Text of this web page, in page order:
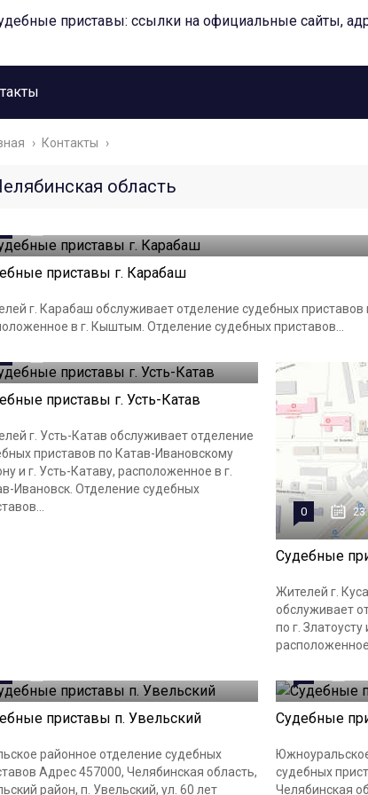
› Контакты ›
область
приставы г. Карабаш
г. Карабаш обслуживает отделение судебных
в г. Кыштым. Отделение судебных приставов...
приставы г. Усть-Катав
г. Усть-Катав обслуживает отделение
приставов по Катав-Ивановскому
и г. Усть-Катаву, расположенное в г.
Ивановск. Отделение судебных
0
Судебные
Жителей г.
обслуживает
по г.
расположенное
приставы п. Увельский
районное отделение судебных
Адрес 457000, Челябинская область,
район, п. Увельский, ул. 60 лет
Судебные
судебных
Челябинская